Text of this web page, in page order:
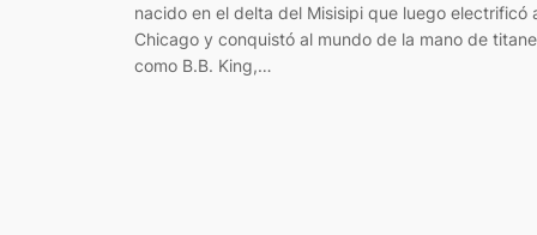
nacido en el delta del Misisipi que luego electrificó
Chicago y conquistó al mundo de la mano de
como B.B. King,…